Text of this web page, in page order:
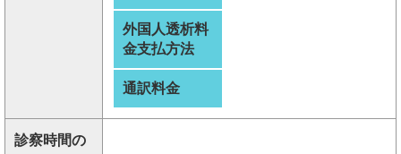
外国人透析料
金支払方法
通訳料金
診察時間の